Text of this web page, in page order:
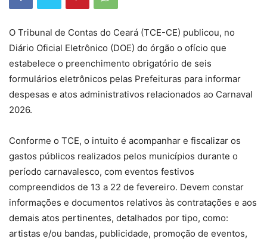
O Tribunal de Contas do Ceará (TCE-CE) publicou, no
Diário Oficial Eletrônico (DOE) do órgão o ofício que
estabelece o preenchimento obrigatório de seis
formulários eletrônicos pelas Prefeituras para informar
despesas e atos administrativos relacionados ao Carnaval
2026.
Conforme o TCE, o intuito é acompanhar e fiscalizar os
gastos públicos realizados pelos municípios durante o
período carnavalesco, com eventos festivos
compreendidos de 13 a 22 de fevereiro. Devem constar
informações e documentos relativos às contratações e aos
demais atos pertinentes, detalhados por tipo, como:
artistas e/ou bandas, publicidade, promoção de eventos,